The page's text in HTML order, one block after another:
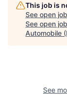
This job is
See open
See open
Automobile
See